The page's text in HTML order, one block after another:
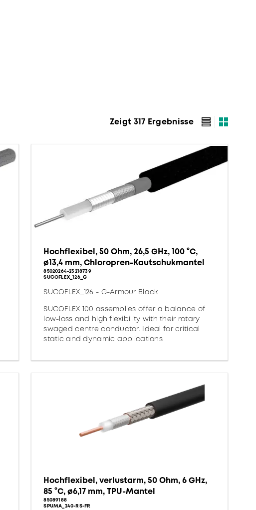
Zeigt 317 Ergebnisse
Hochflexibel, 50 Ohm, 26,5 GHz, 100 °C,
ø13,4 mm, Chloropren-Kautschukmantel
85020264-23218739
SUCOFLEX_126_G
SUCOFLEX_126 - G-Armour Black
SUCOFLEX 100 assemblies offer a balance of
low-loss and high flexibility with their rotary
swaged centre conductor. Ideal for critical
static and dynamic applications
Hochflexibel, verlustarm, 50 Ohm, 6 GHz,
85 °C, ø6,17 mm, TPU-Mantel
85089188
SPUMA_240-RS-FR